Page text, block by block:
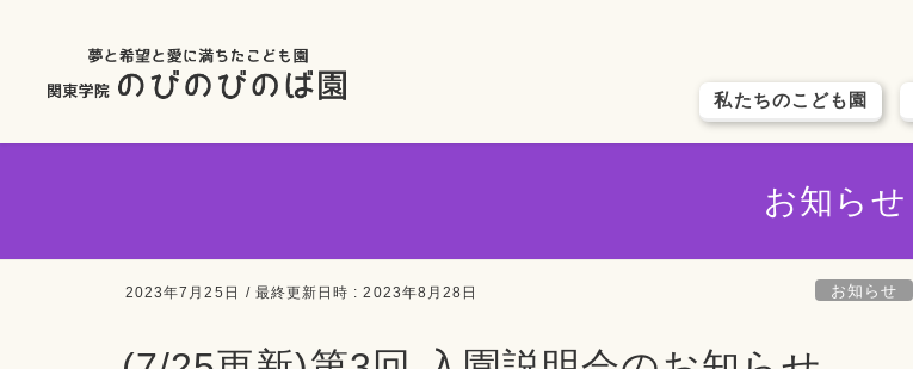
私たちのこども園
お知らせ
2023年7月25日 / 最終更新日時 :2023年8月28日 お知らせ